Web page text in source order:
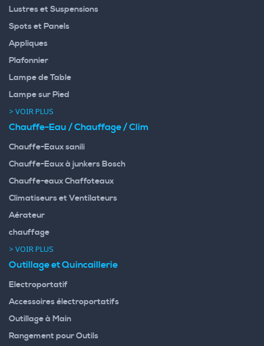
Lustres et Suspensions
Spots et Panels
Appliques
Plafonnier
Lampe de Table
Lampe sur Pied
> VOIR PLUS
Chauffe-Eau / Chauffage / Clim
Chauffe-Eaux sanili
Chauffe-Eaux à junkers Bosch
Chauffe-eaux Chaffoteaux
Climatiseurs et Ventilateurs
Aérateur
chauffage
> VOIR PLUS
Outillage et Quincaillerie
Electroportatif
Accessoires électroportatifs
Outillage à Main
Rangement pour Outils